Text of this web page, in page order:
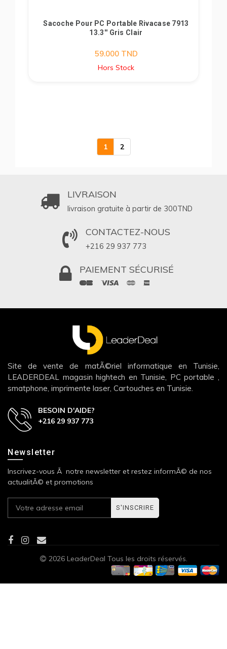
Sacoche Pour PC Portable Rivacase 7913
13.3'' Gris Clair
59.000TND
Hors Stock
1 2
LIVRAISON
livraison gratuite à partir de 300TND
CONTACTEZ-NOUS
+216 29 937 773
PAIEMENT SÉCURISÉ
Site de vente de matÃ©riel informatique en Tunisie,
LEADERDEAL magasin hightech en Tunisie, PC portable ,
smatphone, imprimente laser, Cartouches en Tunisie.
BESOIN D'AIDE?
+216 29 937 773
Newsletter
Inscrivez-vous Ã notre newsletter et restez informÃ© de nos
actualitÃ© et promotions
S'INSCRIRE
2026 LeaderDeal Tous les droits réservés.